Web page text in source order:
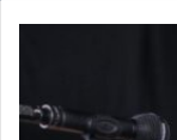
Bernal
Villegas